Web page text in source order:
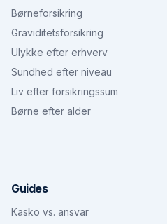
Børneforsikring
Graviditetsforsikring
Ulykke efter erhverv
Sundhed efter niveau
Liv efter forsikringssum
Børne efter alder
Guides
Kasko vs. ansvar